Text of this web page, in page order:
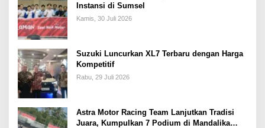
Instansi di Sumsel
Kamis, 30 Juli 2026
Suzuki Luncurkan XL7 Terbaru dengan Harga
Kompetitif
Rabu, 29 Juli 2026
Astra Motor Racing Team Lanjutkan Tradisi
Juara, Kumpulkan 7 Podium di Mandalika